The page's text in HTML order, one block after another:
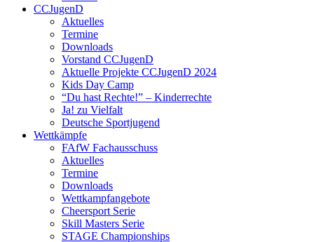
CCJugenD
Aktuelles
Termine
Downloads
Vorstand CCJugenD
Aktuelle Projekte CCJugenD 2024
Kids Day Camp
“Du hast Rechte!” – Kinderrechte
Ja! zu Vielfalt
Deutsche Sportjugend
Wettkämpfe
FAfW Fachausschuss
Aktuelles
Termine
Downloads
Wettkampfangebote
Cheersport Serie
Skill Masters Serie
STAGE Championships